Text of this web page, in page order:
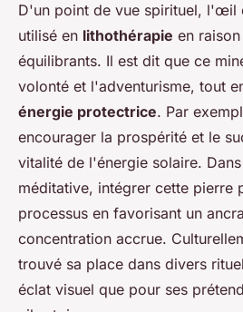
D'un point de vue spirituel, l'œil
utilisé en lithothérapie en
équilibrants. Il est dit que ce
volonté et l'adventurisme, tout
énergie protectrice. Par
encourager la prospérité et le
vitalité de l'énergie solaire.
méditative, intégrer cette pierre
processus en favorisant un
concentration accrue.
trouvé sa place dans divers
éclat visuel que pour ses